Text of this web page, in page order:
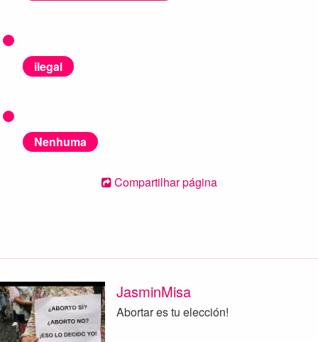
ilegal
Nenhuma
Compartilhar página
JasminMisa
Abortar es tu elección!